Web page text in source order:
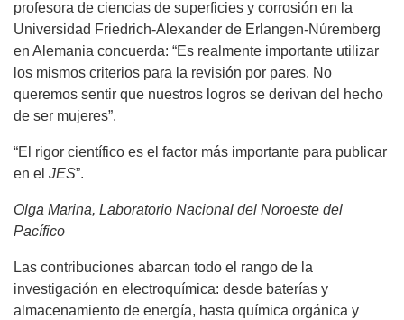
profesora de ciencias de superficies y corrosión en la
Universidad Friedrich-Alexander de Erlangen-Núremberg
en Alemania concuerda: “Es realmente importante utilizar
los mismos criterios para la revisión por pares. No
queremos sentir que nuestros logros se derivan del hecho
de ser mujeres”.
“El rigor científico es el factor más importante para publicar
en el JES”.
Olga Marina, Laboratorio Nacional del Noroeste del
Pacífico
Las contribuciones abarcan todo el rango de la
investigación en electroquímica: desde baterías y
almacenamiento de energía, hasta química orgánica y